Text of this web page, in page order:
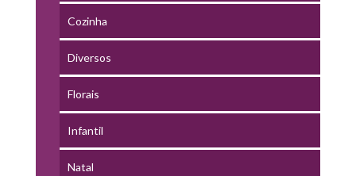
Cozinha
Diversos
Florais
Infantil
Natal